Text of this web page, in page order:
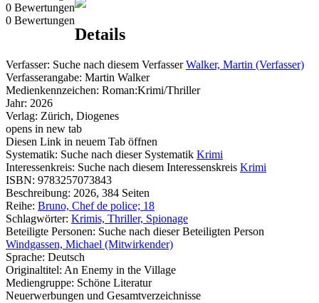
0 Bewertungen
0 Bewertungen
Details
Verfasser: Suche nach diesem Verfasser Walker, Martin (Verfasser)
Verfasserangabe: Martin Walker
Medienkennzeichen: Roman:Krimi/Thriller
Jahr: 2026
Verlag: Zürich, Diogenes
opens in new tab
Diesen Link in neuem Tab öffnen
Systematik: Suche nach dieser Systematik Krimi
Interessenkreis: Suche nach diesem Interessenskreis Krimi
ISBN: 9783257073843
Beschreibung: 2026, 384 Seiten
Reihe: Bruno, Chef de police; 18
Schlagwörter: Krimis, Thriller, Spionage
Beteiligte Personen: Suche nach dieser Beteiligten Person
Windgassen, Michael (Mitwirkender)
Sprache: Deutsch
Originaltitel: An Enemy in the Village
Mediengruppe: Schöne Literatur
Neuerwerbungen und Gesamtverzeichnisse